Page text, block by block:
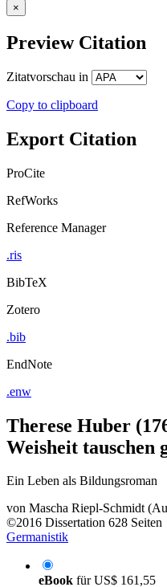
Export Citation
Therese Huber
Weisheit tauschen
vonMascha Riepl-Schmidt
©2016 Dissertation